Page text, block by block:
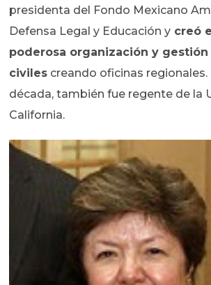
presidenta del Fondo Mexicano
Defensa Legal y Educación y creó
poderosa organización y
civiles creando oficinas regionales.
década, también fue regente de la
California.